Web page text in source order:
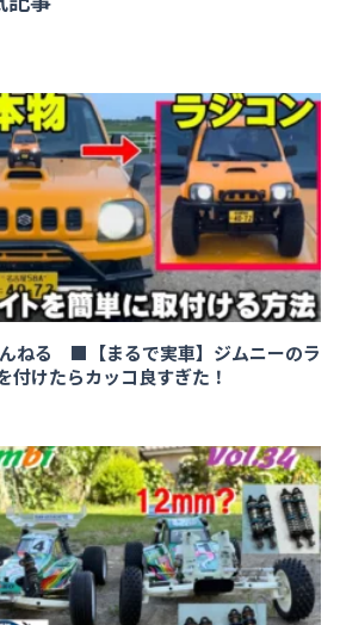
ねる ■【まるで実車】ジムニーのラ
付けたらカッコ良すぎた！